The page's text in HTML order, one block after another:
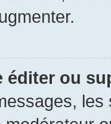
éditer ou